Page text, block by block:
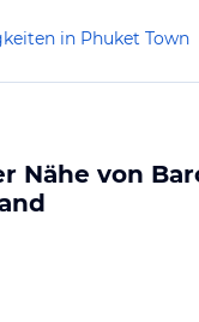
in Phuket Town
Nähe von